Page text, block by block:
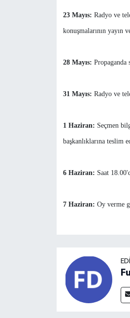
23 Mayıs: Radyo ve
konuşmalarının yayın
28 Mayıs: Propaganda
31 Mayıs: Radyo ve
1 Haziran: Seçmen
başkanlıklarına teslim
6 Haziran: Saat
7 Haziran: Oy verme